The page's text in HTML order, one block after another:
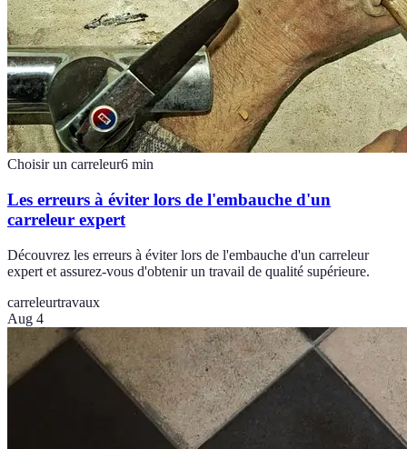
Choisir un carreleur6 min
Les erreurs à éviter lors de l'embauche d'un
carreleur expert
Découvrez les erreurs à éviter lors de l'embauche d'un carreleur
expert et assurez-vous d'obtenir un travail de qualité supérieure.
carreleurtravaux
Aug 4